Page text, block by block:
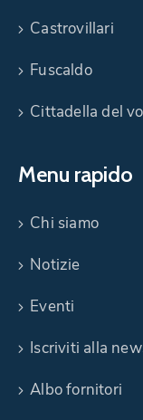
Castrovillari
Fuscaldo
Cittadella del
Menu rapido
Chi siamo
Notizie
Eventi
Iscriviti alla
Albo fornitori